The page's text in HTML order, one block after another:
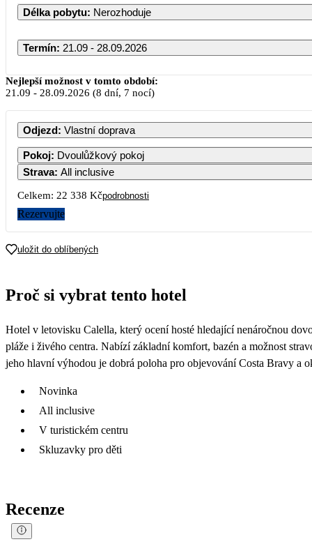
Délka pobytu: Nerozhoduje
Termín: 21.09 - 28.09.2026
Září 2026
PO ÚT ST ČT PÁ
1 2 3 4
7
12 159
8 9 10 11
11 279 15
28 29
Nejlepší možnost v tomto období:
21.09 - 28.09.2026 (8 dní, 7 nocí)
Odjezd: Vlastní doprava
Pokoj: Dvoulůžkový pokoj
Strava: All inclusive
Celkem: 22 338 Kčpodrobnosti
Rezervujte
uložit do oblíbených
Proč si vybrat tento hotel
Hotel v letovisku Calella, který ocení hosté hledající nenáročnou
pláže i živého centra. Nabízí základní komfort, bazén a možnost
jeho hlavní výhodou je dobrá poloha pro objevování Costa Bravy a
Novinka
All inclusive
V turistickém centru
Skluzavky pro děti
Recenze